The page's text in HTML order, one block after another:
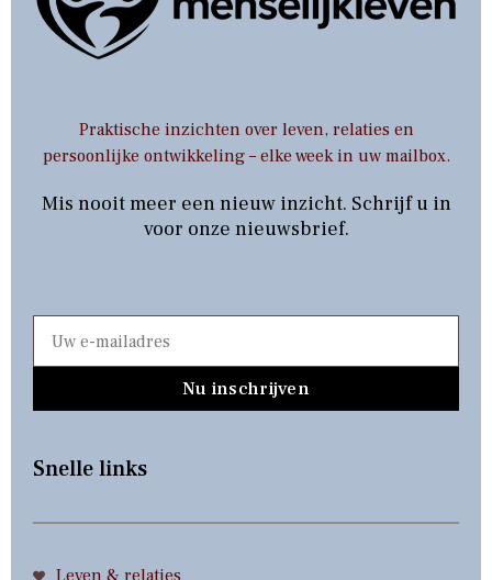
Praktische inzichten over leven, relaties en
persoonlijke ontwikkeling – elke week in uw mailbox.
Mis nooit meer een nieuw inzicht. Schrijf u in
voor onze nieuwsbrief.
Nu inschrijven
Snelle links